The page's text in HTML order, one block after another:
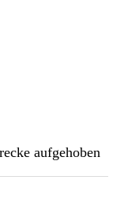
aufgehoben